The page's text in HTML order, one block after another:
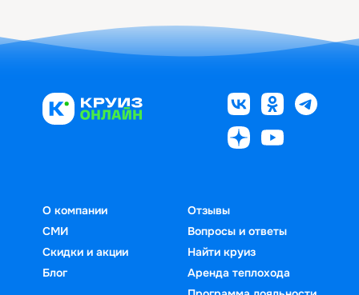
О компании
СМИ
Скидки и акции
Блог
Отзывы
Вопросы и ответы
Найти круиз
Аренда теплохода